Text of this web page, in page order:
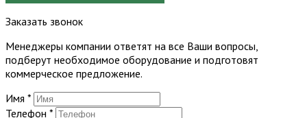
Заказать звонок
Менеджеры компании ответят на все Ваши вопросы,
подберут необходимое оборудование и подготовят
коммерческое предложение.
Имя *
Телефон *